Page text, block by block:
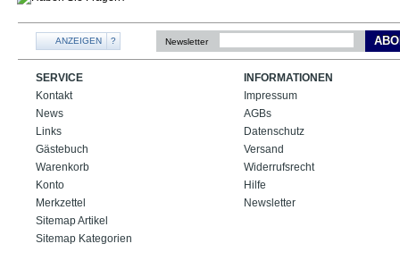
ANZEIGEN ? Newsletter
SERVICE
Kontakt
News
Links
Gästebuch
Warenkorb
Konto
Merkzettel
Sitemap Artikel
Sitemap Kategorien
INFORMATIONEN
Impressum
AGBs
Datenschutz
Versand
Widerrufsrecht
Hilfe
Newsletter